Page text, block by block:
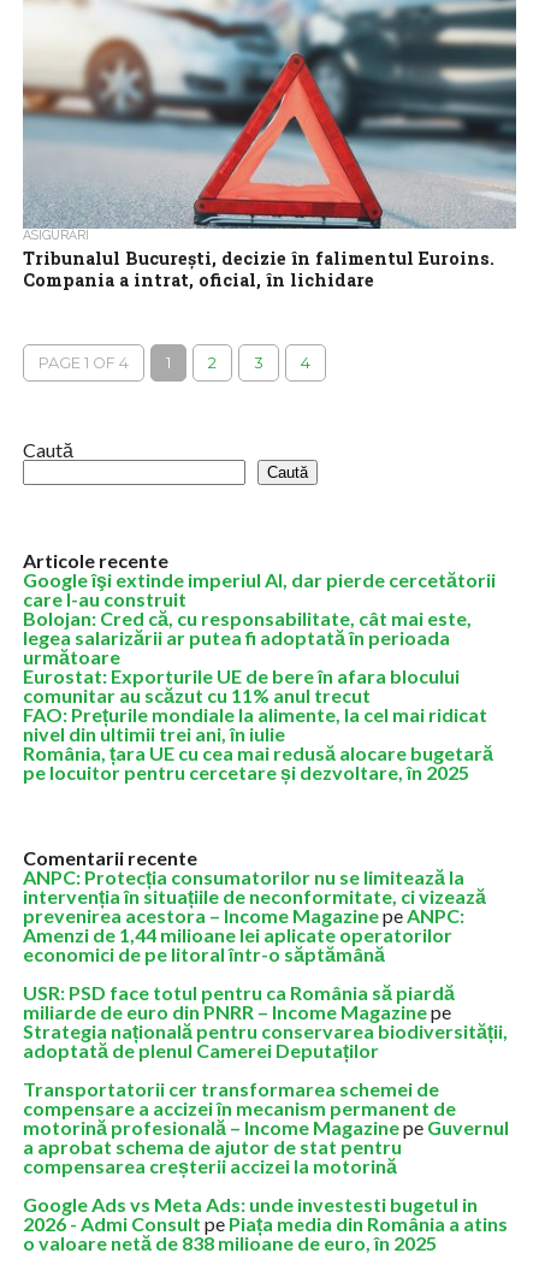
ASIGURĂRI
Tribunalul București, decizie în falimentul Euroins.
Compania a intrat, oficial, în lichidare
Asigurare Reasigurare S.A. Polițele emise de...
PAGE 1 OF 4 1 2 3 4
Caută
Caută
Articole recente
Google îşi extinde imperiul AI, dar pierde cercetătorii
care l-au construit
Bolojan: Cred că, cu responsabilitate, cât mai este,
legea salarizării ar putea fi adoptată în perioada
următoare
Eurostat: Exporturile UE de bere în afara blocului
comunitar au scăzut cu 11% anul trecut
FAO: Prețurile mondiale la alimente, la cel mai ridicat
nivel din ultimii trei ani, în iulie
România, țara UE cu cea mai redusă alocare bugetară
pe locuitor pentru cercetare și dezvoltare, în 2025
Comentarii recente
ANPC: Protecția consumatorilor nu se limitează la
intervenția în situațiile de neconformitate, ci vizează
prevenirea acestora – Income MagazinepeANPC:
Amenzi de 1,44 milioane lei aplicate operatorilor
economici de pe litoral într-o săptămână
USR: PSD face totul pentru ca România să piardă
miliarde de euro din PNRR – Income Magazinepe
Strategia națională pentru conservarea biodiversității,
adoptată de plenul Camerei Deputaților
Transportatorii cer transformarea schemei de
compensare a accizei în mecanism permanent de
motorină profesională – Income Magazinepe Guvernul
a aprobat schema de ajutor de stat pentru
compensarea creșterii accizei la motorină
Google Ads vs Meta Ads: unde investesti bugetul in
2026 - Admi Consult pe Piața media din România a atins
o valoare netă de 838 milioane de euro, în 2025